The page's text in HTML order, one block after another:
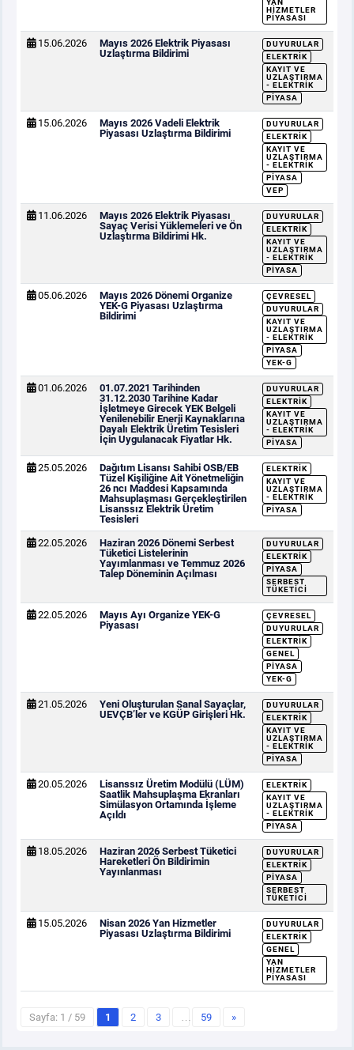
YAN
HIZMETLER
PIYASASI
15.06.2026
Mayıs 2026 Elektrik Piyasası
Uzlaştırma Bildirimi
DUYURULAR
ELEKTRIK
KAYIT VE
UZLAŞTIRMA
- ELEKTRIK
PIYASA
15.06.2026
Mayıs 2026 Vadeli Elektrik
Piyasası Uzlaştırma Bildirimi
DUYURULAR
ELEKTRIK
KAYIT VE
UZLAŞTIRMA
- ELEKTRIK
PIYASA
VEP
11.06.2026
Mayıs 2026 Elektrik Piyasası
Sayaç Verisi Yüklemeleri ve Ön
Uzlaştırma Bildirimi Hk.
DUYURULAR
ELEKTRIK
KAYIT VE
UZLAŞTIRMA
- ELEKTRIK
PIYASA
05.06.2026
Mayıs 2026 Dönemi Organize
YEK-G Piyasası Uzlaştırma
Bildirimi
ÇEVRESEL
DUYURULAR
KAYIT VE
UZLAŞTIRMA
- ELEKTRIK
PIYASA
YEK-G
01.06.2026
01.07.2021 Tarihinden
31.12.2030 Tarihine Kadar
İşletmeye Girecek YEK Belgeli
Yenilenebilir Enerji Kaynaklarına
Dayalı Elektrik Üretim Tesisleri
İçin Uygulanacak Fiyatlar Hk.
DUYURULAR
ELEKTRIK
KAYIT VE
UZLAŞTIRMA
- ELEKTRIK
PIYASA
25.05.2026
Dağıtım Lisansı Sahibi OSB/EB
Tüzel Kişiliğine Ait Yönetmeliğin
26 ncı Maddesi Kapsamında
Mahsuplaşması Gerçekleştirilen
Lisanssız Elektrik Üretim
Tesisleri
ELEKTRIK
KAYIT VE
UZLAŞTIRMA
- ELEKTRIK
PIYASA
22.05.2026
Haziran 2026 Dönemi Serbest
Tüketici Listelerinin
Yayımlanması ve Temmuz 2026
Talep Döneminin Açılması
DUYURULAR
ELEKTRIK
PIYASA
SERBEST
TÜKETICI
22.05.2026
Mayıs Ayı Organize YEK-G
Piyasası
ÇEVRESEL
DUYURULAR
ELEKTRIK
GENEL
PIYASA
YEK-G
21.05.2026
Yeni Oluşturulan Sanal Sayaçlar,
UEVÇB’ler ve KGÜP Girişleri Hk.
DUYURULAR
ELEKTRIK
KAYIT VE
UZLAŞTIRMA
- ELEKTRIK
PIYASA
20.05.2026
Lisanssız Üretim Modülü (LÜM)
Saatlik Mahsuplaşma Ekranları
Simülasyon Ortamında İşleme
Açıldı
ELEKTRIK
KAYIT VE
UZLAŞTIRMA
- ELEKTRIK
PIYASA
18.05.2026
Haziran 2026 Serbest Tüketici
Hareketleri Ön Bildirimin
Yayınlanması
DUYURULAR
ELEKTRIK
PIYASA
SERBEST
TÜKETICI
15.05.2026
Nisan 2026 Yan Hizmetler
Piyasası Uzlaştırma Bildirimi
DUYURULAR
ELEKTRIK
GENEL
YAN
HIZMETLER
PIYASASI
Sayfa: 1 / 59 1 2 3 … 59 »